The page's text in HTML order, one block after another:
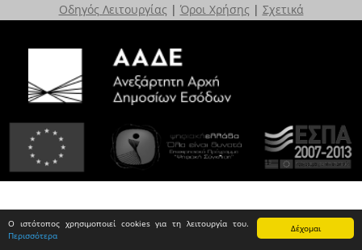
Δέχομαι
Ο ιστότοπος χρησιμοποιεί cookies για τη λειτουργία του.
Περισσότερα
Οδηγός Λειτουργίας | Όροι Χρήσης | Σχετικά